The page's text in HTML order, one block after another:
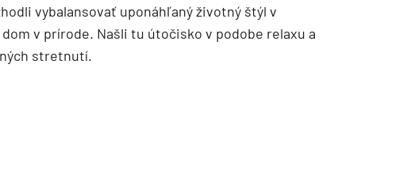
vybalansovať uponáhľaný životný štýl v
v prírode. Našli tu útočisko v podobe relaxu a
stretnutí.